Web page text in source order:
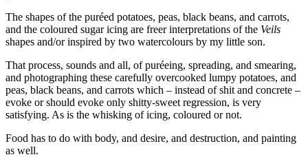
The shapes of the puréed potatoes, peas, black beans, and carrots,
and the coloured sugar icing are freer interpretations of the Veils
shapes and/or inspired by two watercolours by my little son.
That process, sounds and all, of puréeing, spreading, and smearing,
and photographing these carefully overcooked lumpy potatoes, and
peas, black beans, and carrots which – instead of shit and concrete –
evoke or should evoke only shitty-sweet regression, is very
satisfying. As is the whisking of icing, coloured or not.
Food has to do with body, and desire, and destruction, and painting
as well.